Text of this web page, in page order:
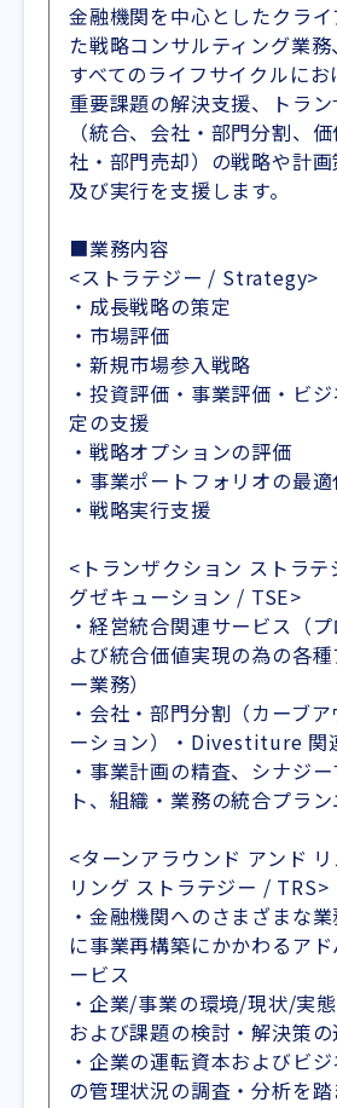
金融機関を中心としたクラ
た戦略コンサルティング業
すべてのライフサイクルにお
重要課題の解決支援、トラ
（統合、会社・部門分割、
社・部門売却）の戦略や計画
及び実行を支援します。
■業務内容
<ストラテジー / Strategy>
・成長戦略の策定
・市場評価
・新規市場参入戦略
・投資評価・事業評価・ビ
定の支援
・戦略オプションの評価
・事業ポートフォリオの最
・戦略実行支援
<トランザクション ストラテ
グゼキューション / TSE>
・経営統合関連サービス（
よび統合価値実現の為の各
ー業務）
・会社・部門分割（カーブ
ーション）・Divestiture 関
・事業計画の精査、シナジ
ト、組織・業務の統合プラ
<ターンアラウンド アンド
リング ストラテジー / TRS>
・金融機関へのさまざまな
に事業再構築にかかわるア
ービス
・企業/事業の環境/現状/実
および課題の検討・解決策の
・企業の運転資本およびビ
の管理状況の調査・分析を